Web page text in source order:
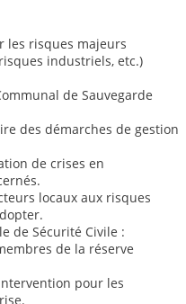
les risques majeurs
industriels, etc.)
de Sauvegarde
des démarches de gestion
de crises en
locaux aux risques
de Sécurité Civile :
de la réserve
pour les